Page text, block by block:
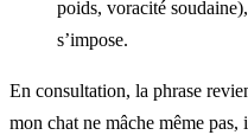
poids, voracité
s’impose.
En consultation, la phrase
mon chat ne mâche même